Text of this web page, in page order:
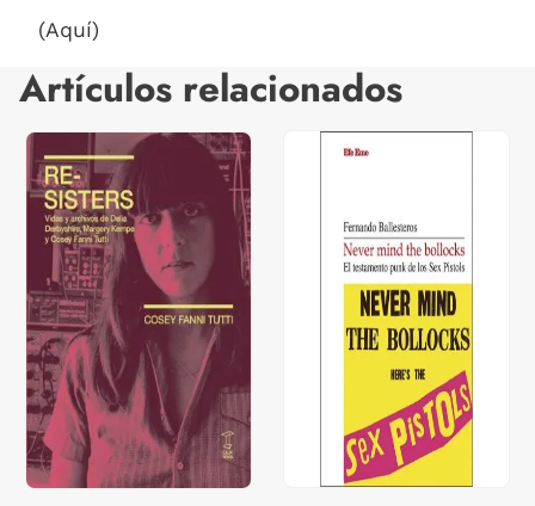
(Aquí)
Artículos relacionados